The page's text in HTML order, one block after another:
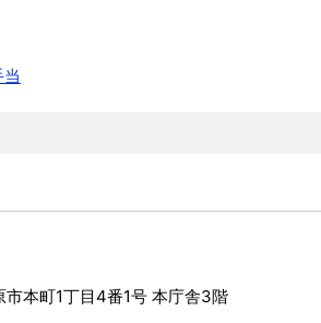
市本町1丁目4番1号 本庁舎3階